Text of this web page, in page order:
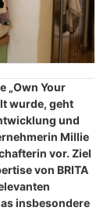
„Own Your
wurde, geht
und
Millie
vor. Ziel
von BRITA
insbesondere